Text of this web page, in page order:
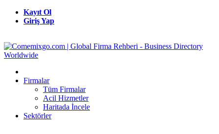
Kayıt Ol
Giriş Yap
Firmalar
Tüm Firmalar
Acil Hizmetler
Haritada İncele
Sektörler